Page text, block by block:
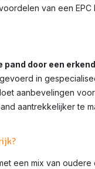
van een
pand door een
in
aanbevelingen
aantrekkelijker te
een mix van